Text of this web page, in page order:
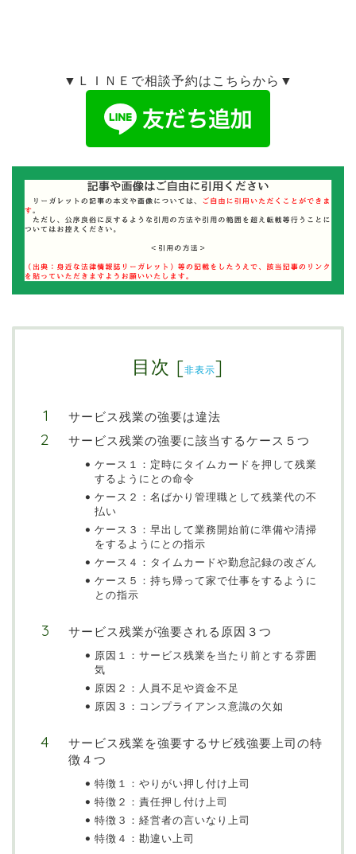
▼ＬＩＮＥで相談予約はこちらから▼
目次 [非表示]
サービス残業の強要は違法
サービス残業の強要に該当するケース５つ
ケース１：定時にタイムカードを押して残業
するようにとの命令
ケース２：名ばかり管理職として残業代の不
払い
ケース３：早出して業務開始前に準備や清掃
をするようにとの指示
ケース４：タイムカードや勤怠記録の改ざん
ケース５：持ち帰って家で仕事をするように
との指示
サービス残業が強要される原因３つ
原因１：サービス残業を当たり前とする雰囲
気
原因２：人員不足や資金不足
原因３：コンプライアンス意識の欠如
サービス残業を強要するサビ残強要上司の特
徴４つ
特徴１：やりがい押し付け上司
特徴２：責任押し付け上司
特徴３：経営者の言いなり上司
特徴４：勘違い上司